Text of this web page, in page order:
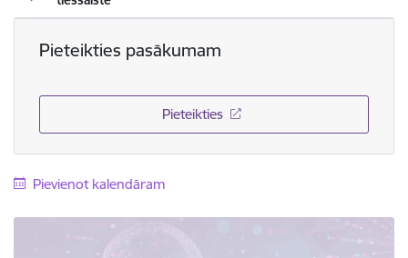
Pieteikties pasākumam
Pieteikties
Pievienot kalendāram